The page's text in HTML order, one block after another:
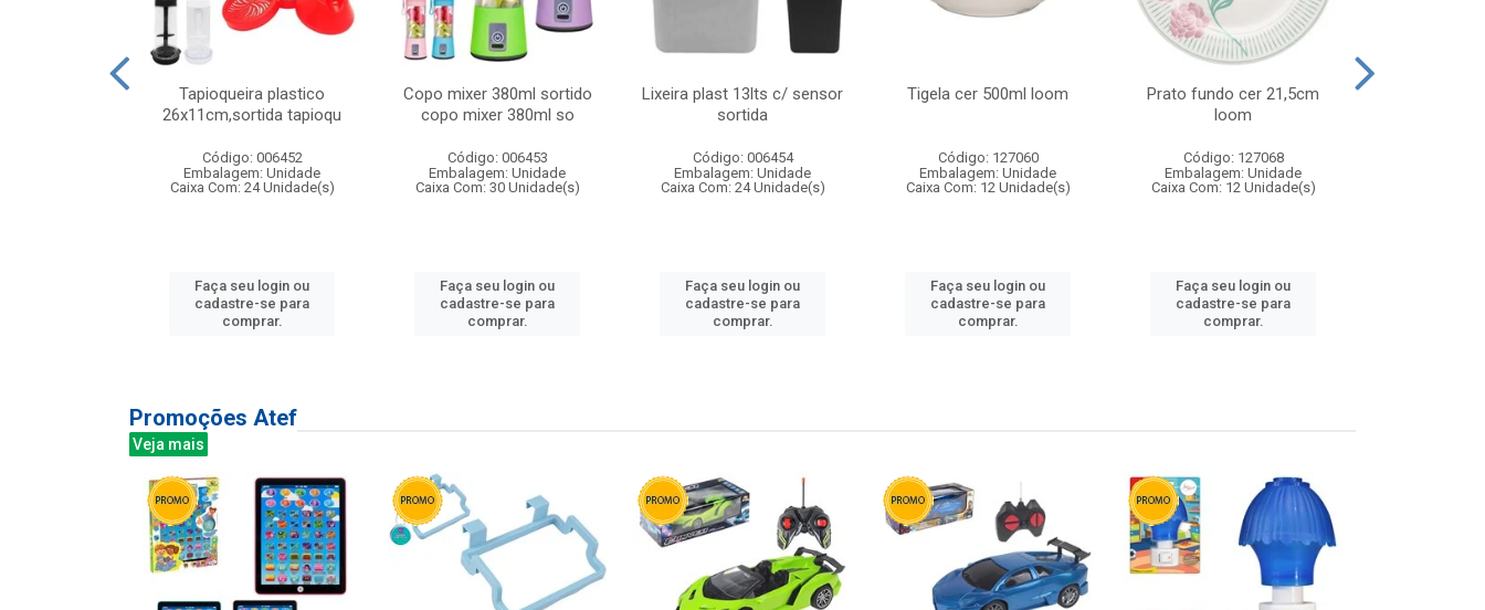
Tapioqueira plastico
26x11cm,sortida tapioqu
Código: 006452
Embalagem: Unidade
Caixa Com: 24 Unidade(s)
Faça seu login ou
cadastre-se para
comprar.
Copo mixer 380ml sortido
copo mixer 380ml so
Código: 006453
Embalagem: Unidade
Caixa Com: 30 Unidade(s)
Faça seu login ou
cadastre-se para
comprar.
Lixeira plast 13lts c/ sensor
sortida
Código: 006454
Embalagem: Unidade
Caixa Com: 24 Unidade(s)
Faça seu login ou
cadastre-se para
comprar.
Tigela cer 500ml loom
Código: 127060
Embalagem: Unidade
Caixa Com: 12 Unidade(s)
Faça seu login ou
cadastre-se para
comprar.
Prato fundo cer 21,5cm
loom
Código: 127068
Embalagem: Unidade
Caixa Com: 12 Unidade(s)
Faça seu login ou
cadastre-se para
comprar.
Promoções Atef
Veja mais